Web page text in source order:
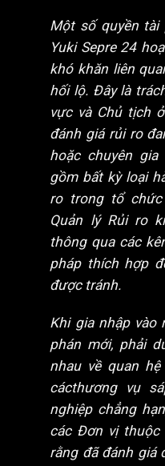
Một số quyền tài
Yuki Sepre 24
khó khăn liên
hối lộ. Đây là
vực và Chủ tịch
đánh giá rủi ro
hoặc chuyên
gồm bất kỳ loại
ro trong tổ
Quản lý Rủi ro
thông qua các
pháp thích hợp
được tránh.
Khi gia nhập vào
phán mới, phải
nhau về quan
cácthương vụ
nghiệp chẳng
các Đơn vị thuộc
rằng đã đánh giá